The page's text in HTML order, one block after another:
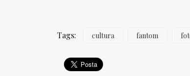
Tags: cultura fantom